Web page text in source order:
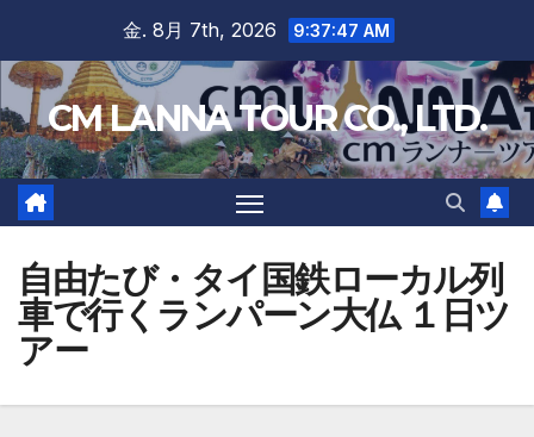
content
金. 8月 7th, 2026 9:37:48 AM
CM LANNA TOUR CO., LTD.
自由たび・タイ国鉄ローカル列
車で行くランパーン大仏 １日ツ
アー